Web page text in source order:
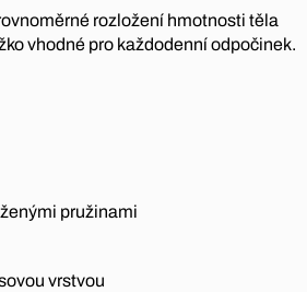
rozložení hmotnosti těla
vhodné pro každodenní odpočinek.
pružinami
vrstvou